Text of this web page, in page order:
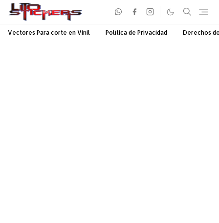
Vectores Para corte en Vinil Política de Privacidad Derechos